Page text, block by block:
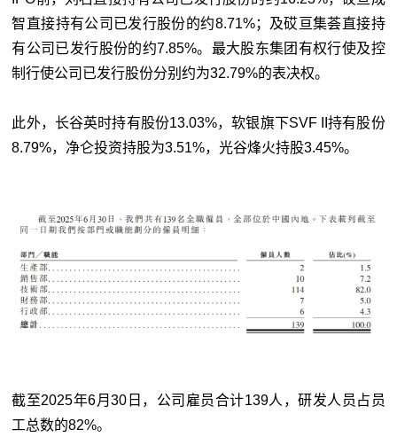
智直接持有公司已发行股份的约8.71%；及砹亘集荟直接持
有公司已发行股份的约7.85%。最大股东集团有权行使及控
制行使公司已发行股份分别约为32.79%的表决权。
此外，长谷英时持有股份13.03%，软银旗下SVF II持有股份
8.79%，净仑投资持股为3.51%，光谷烽火持股3.45%。
截至2025年6月30日，公司雇员合计139人，研发人员占员
工总数的82%。